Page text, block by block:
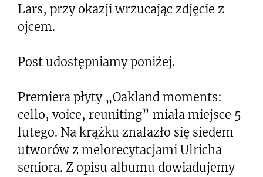
Lars, przy okazji wrzucając zdjęcie z
ojcem.
Post udostępniamy poniżej.
Premiera płyty „Oakland moments:
cello, voice, reuniting” miała miejsce 5
lutego. Na krążku znalazło się siedem
utworów z melorecytacjami Ulricha
seniora. Z opisu albumu dowiadujemy